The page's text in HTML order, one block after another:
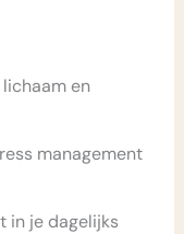
en
management
in je dagelijks